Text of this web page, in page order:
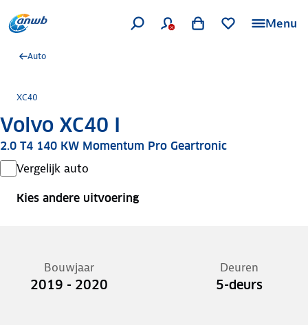
Menu
Auto
XC40
Volvo XC40 I
2.0 T4 140 KW Momentum Pro Geartronic
Vergelijk auto
Kies andere uitvoering
Bouwjaar
2019 - 2020
Deuren
5-deurs